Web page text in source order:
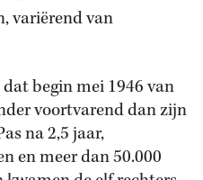
variërend van
begin mei 1946 van
voortvarend dan zijn
na 2,5 jaar,
en meer dan 50.000